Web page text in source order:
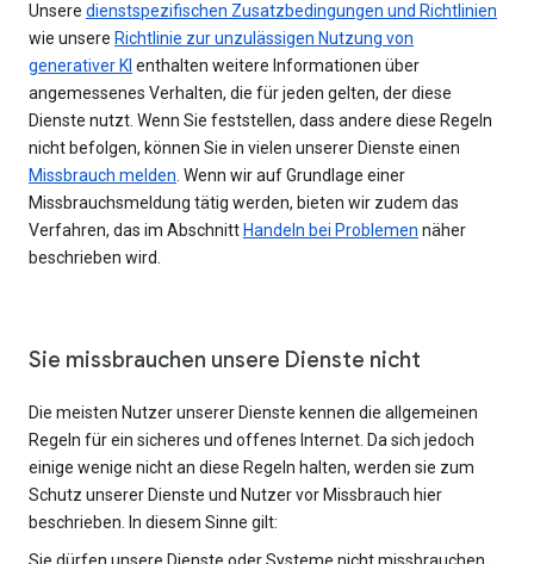
Unsere dienstspezifischen Zusatzbedingungen und Richtlinien
wie unsere Richtlinie zur unzulässigen Nutzung von
generativer KI enthalten weitere Informationen über
angemessenes Verhalten, die für jeden gelten, der diese
Dienste nutzt. Wenn Sie feststellen, dass andere diese Regeln
nicht befolgen, können Sie in vielen unserer Dienste einen
Missbrauch melden. Wenn wir auf Grundlage einer
Missbrauchsmeldung tätig werden, bieten wir zudem das
Verfahren, das im Abschnitt Handeln bei Problemen näher
beschrieben wird.
Sie missbrauchen unsere Dienste nicht
Die meisten Nutzer unserer Dienste kennen die allgemeinen
Regeln für ein sicheres und offenes Internet. Da sich jedoch
einige wenige nicht an diese Regeln halten, werden sie zum
Schutz unserer Dienste und Nutzer vor Missbrauch hier
beschrieben. In diesem Sinne gilt: